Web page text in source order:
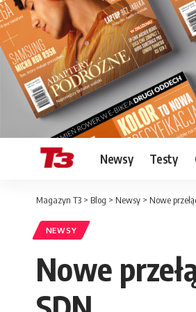
Newsy Testy
Magazyn T3 > Blog > Newsy > Nowe
NEWSY
Nowe